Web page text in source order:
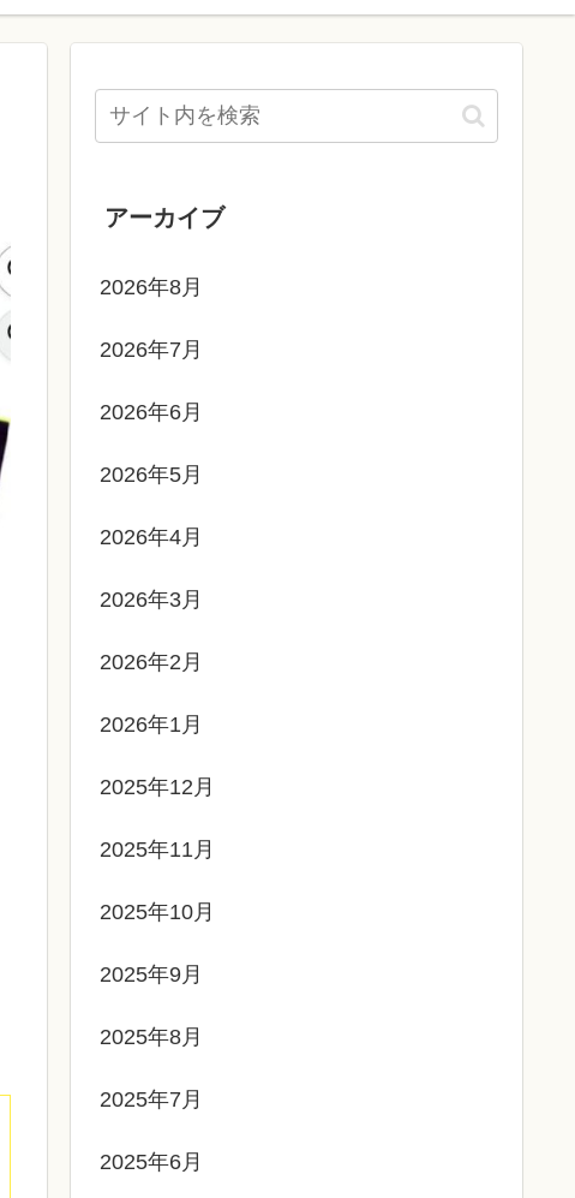
アーカイブ
2026年8月
2026年7月
2026年6月
2026年5月
2026年4月
2026年3月
2026年2月
2026年1月
2025年12月
2025年11月
2025年10月
2025年9月
2025年8月
2025年7月
2025年6月